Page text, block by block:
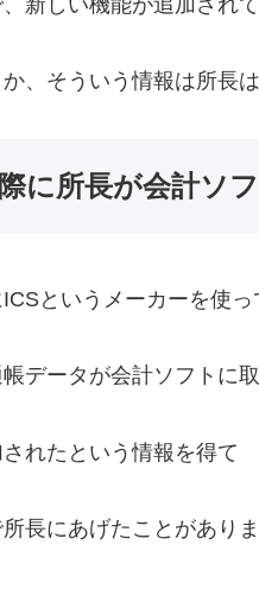
新しい機能が追加され
、そういう情報は所長
に所長が会計ソ
というメーカーを使
データが会計ソフトに
れたという情報を得て
長にあげたことがありま